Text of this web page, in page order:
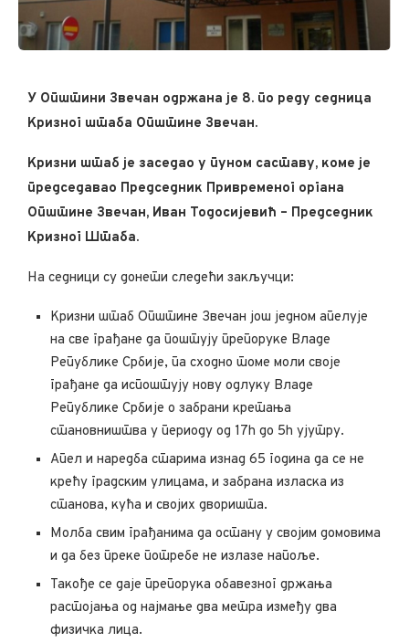
У Општини Звечан одржана је 8. по реду седница
Кризног штаба Општине Звечан.
Кризни штаб је заседао у пуном саставу, коме је
председавао Председник Привременог органа
Општине Звечан, Иван Тодосијевић – Председник
Кризног Штаба.
На седници су донети следећи закључци:
Кризни штаб Општине Звечан још једном апелује
на све грађане да поштују препоруке Владе
Републике Србије, па сходно томе моли своје
грађане да испоштују нову одлуку Владе
Републике Србије о забрани кретања
становништва у периоду од 17h до 5h ујутру.
Апел и наредба старима изнад 65 година да се не
крећу градским улицама, и забрана изласка из
станова, кућа и својих дворишта.
Молба свим грађанима да остану у својим домовима
и да без преке потребе не излазе напоље.
Такође се даје препорука обавезног држања
растојања од најмање два метра између два
физичка лица.